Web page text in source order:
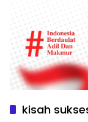
kisah